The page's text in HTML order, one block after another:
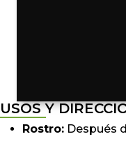
USOS Y
Rostro: Después